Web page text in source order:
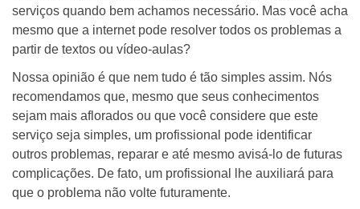
serviços quando bem achamos necessário. Mas você acha
mesmo que a internet pode resolver todos os problemas a
partir de textos ou vídeo-aulas?
Nossa opinião é que nem tudo é tão simples assim. Nós
recomendamos que, mesmo que seus conhecimentos
sejam mais aflorados ou que você considere que este
serviço seja simples, um profissional pode identificar
outros problemas, reparar e até mesmo avisá-lo de futuras
complicações. De fato, um profissional lhe auxiliará para
que o problema não volte futuramente.